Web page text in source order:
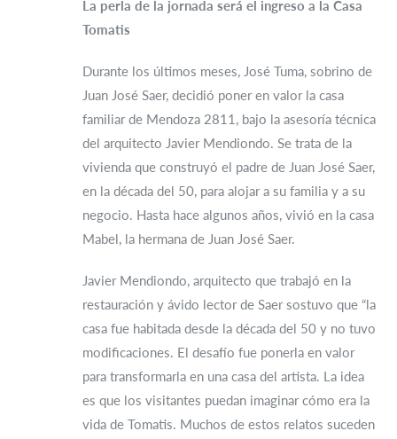
La perla de la jornada será el ingreso a la Casa
Tomatis
Durante los últimos meses, José Tuma, sobrino de
Juan José Saer, decidió poner en valor la casa
familiar de Mendoza 2811, bajo la asesoría técnica
del arquitecto Javier Mendiondo. Se trata de la
vivienda que construyó el padre de Juan José Saer,
en la década del 50, para alojar a su familia y a su
negocio. Hasta hace algunos años, vivió en la casa
Mabel, la hermana de Juan José Saer.
Javier Mendiondo, arquitecto que trabajó en la
restauración y ávido lector de Saer sostuvo que “la
casa fue habitada desde la década del 50 y no tuvo
modificaciones. El desafío fue ponerla en valor
para transformarla en una casa del artista. La idea
es que los visitantes puedan imaginar cómo era la
vida de Tomatis. Muchos de estos relatos suceden